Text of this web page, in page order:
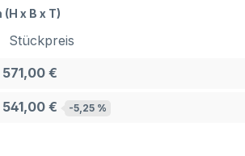
x B x T)
Stückpreis
571,00 €
541,00 € -5,25 %